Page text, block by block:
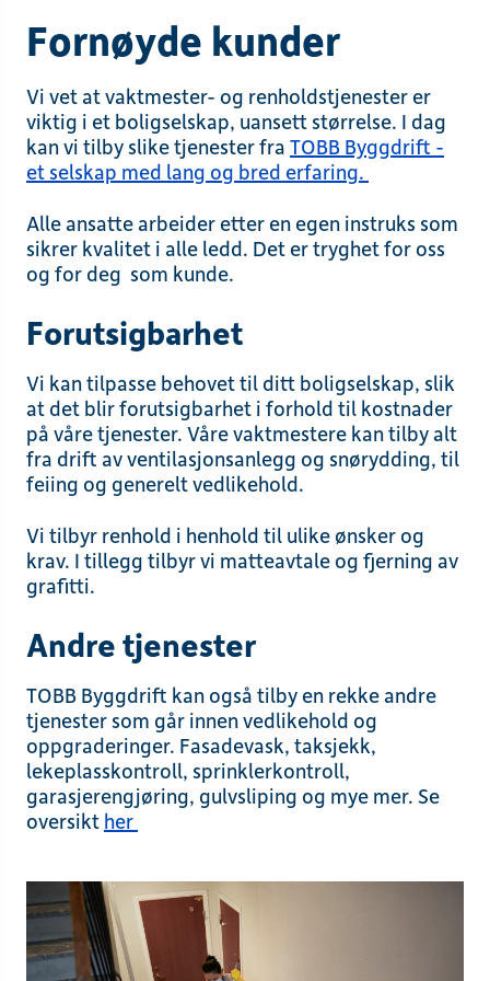
Fornøyde kunder
Vi vet at vaktmester- og renholdstjenester er
viktig i et boligselskap, uansett størrelse. I dag
kan vi tilby slike tjenester fra TOBB Byggdrift -
et selskap med lang og bred erfaring.
Alle ansatte arbeider etter en egen instruks som
sikrer kvalitet i alle ledd. Det er tryghet for oss
og for deg som kunde.
Forutsigbarhet
Vi kan tilpasse behovet til ditt boligselskap, slik
at det blir forutsigbarhet i forhold til kostnader
på våre tjenester. Våre vaktmestere kan tilby alt
fra drift av ventilasjonsanlegg og snørydding, til
feiing og generelt vedlikehold.
Vi tilbyr renhold i henhold til ulike ønsker og
krav. I tillegg tilbyr vi matteavtale og fjerning av
grafitti.
Andre tjenester
TOBB Byggdrift kan også tilby en rekke andre
tjenester som går innen vedlikehold og
oppgraderinger. Fasadevask, taksjekk,
lekeplasskontroll, sprinklerkontroll,
garasjerengjøring, gulvsliping og mye mer. Se
oversikt her